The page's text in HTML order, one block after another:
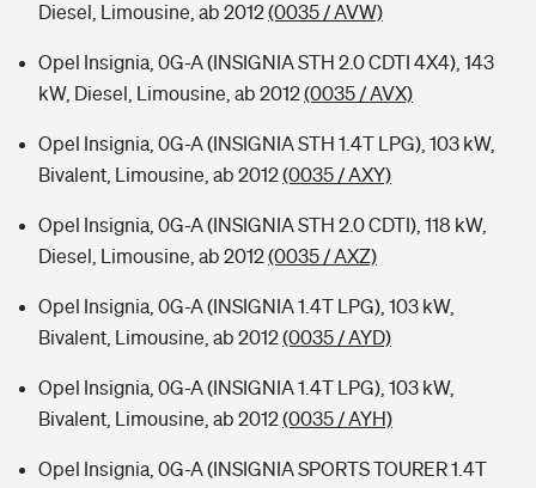
Diesel, Limousine, ab 2012(0035 / AVW)
Opel Insignia, 0G-A (INSIGNIA STH 2.0 CDTI 4X4), 143
kW, Diesel, Limousine, ab 2012(0035 / AVX)
Opel Insignia, 0G-A (INSIGNIA STH 1.4T LPG), 103 kW,
Bivalent, Limousine, ab 2012(0035 / AXY)
Opel Insignia, 0G-A (INSIGNIA STH 2.0 CDTI), 118 kW,
Diesel, Limousine, ab 2012(0035 / AXZ)
Opel Insignia, 0G-A (INSIGNIA 1.4T LPG), 103 kW,
Bivalent, Limousine, ab 2012(0035 / AYD)
Opel Insignia, 0G-A (INSIGNIA 1.4T LPG), 103 kW,
Bivalent, Limousine, ab 2012(0035 / AYH)
Opel Insignia, 0G-A (INSIGNIA SPORTS TOURER 1.4T